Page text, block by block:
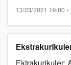
13/03/2021 19:00